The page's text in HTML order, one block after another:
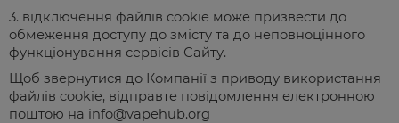
3. відключення файлів cookie може призвести до
обмеження доступу до змісту та до неповноцінного
функціонування сервісів Сайту.
Щоб звернутися до Компанії з приводу використання
файлів cookie, відправте повідомлення електронною
поштою на info@vapehub.org